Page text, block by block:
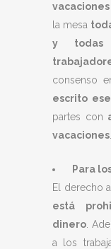
vacaciones
la mesa
y todas
consenso
escrito
partes con
vacaciones
Para
El derecho
está
dinero .
a los